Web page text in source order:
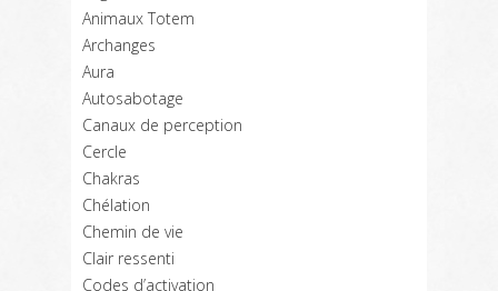
Animaux Totem
Archanges
Aura
Autosabotage
Canaux de perception
Cercle
Chakras
Chélation
Chemin de vie
Clair ressenti
Codes d’activation